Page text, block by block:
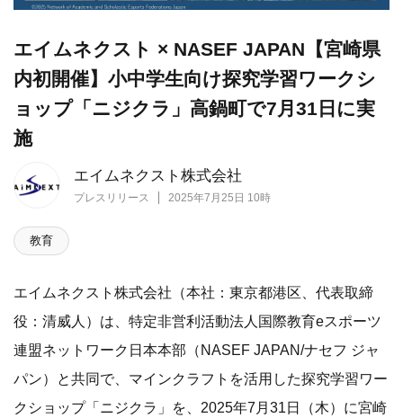
エイムネクスト株式会社
プレスリリース 2025年7月25日 10時
エイムネクスト × NASEF JAPAN【宮崎県
内初開催】小中学生向け探究学習ワークシ
ョップ「ニジクラ」高鍋町で7月31日に実
施
教育
エイムネクスト株式会社（本社：東京都港区、代表取締
役：清威人）は、特定非営利活動法人国際教育eスポーツ
連盟ネットワーク日本本部（NASEF JAPAN/ナセフ ジャ
パン）と共同で、マインクラフトを活用した探究学習ワー
クショップ「ニジクラ」を、2025年7月31日（木）に宮崎